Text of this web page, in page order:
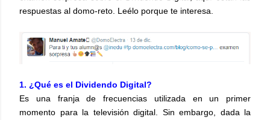
respuestas al domo-reto. Leélo porque te interesa.
1. ¿Qué es el Dividendo Digital?
Es una franja de frecuencias utilizada en un primer
momento para la televisión digital. Sin embargo, dada la